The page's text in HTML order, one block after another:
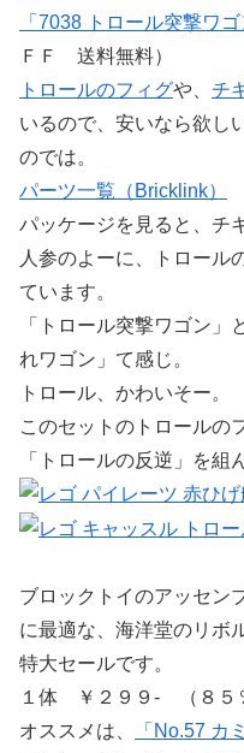
「7038 トロール突撃ワゴ
ＦＦ 送料無料）
トロールのフィグや、 チ
いるので、安いなら欲し
のでは。
パーツ一覧（Bricklink）
パッケージを見ると、チ
人参のよーに、トロール
ています。
「トロール突撃ワゴン」
れワゴン」て感じ。
トロール、かわいそー。
このセットのトロールの
「トロールの反逆」を組
ブロックトイのアッセン
に最適な、海洋堂のリボ
特大セールです。
１体 ￥２９９- （８５
オススメは、
「No.57 カ